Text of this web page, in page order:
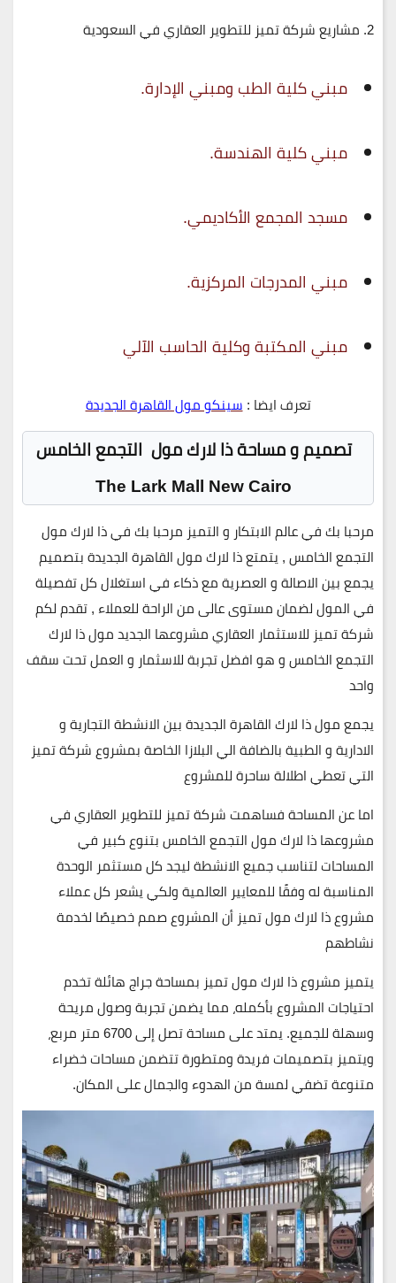
2. مشاريع شركة تميز للتطوير العقاري في السعودية
مبني كلية الطب ومبني الإدارة.
مبني كلية الهندسة.
مسجد المجمع الأكاديمي.
مبني المدرجات المركزية.
مبني المكتبة وكلية الحاسب الآلي
تعرف ايضا :سينكو مول القاهرة الجديدة
تصميم و مساحة ذا لارك مول التجمع الخامس
The Lark Mall New Cairo
مرحبا بك في عالم الابتكار و التميز مرحبا بك في ذا لارك مول
التجمع الخامس , يتمتع ذا لارك مول القاهرة الجديدة بتصميم
يجمع بين الاصالة و العصرية مع ذكاء في استغلال كل تفصيلة
في المول لضمان مستوى عالى من الراحة للعملاء , تقدم لكم
شركة تميز للاستثمار العقاري مشروعها الجديد مول ذا لارك
التجمع الخامس و هو افضل تجربة للاسثمار و العمل تحت سقف
واحد
يجمع مول ذا لارك القاهرة الجديدة بين الانشطة التجارية و
الادارية و الطبية بالضافة الي البلازا الخاصة بمشروع شركة تميز
التي تعطي اطلالة ساحرة للمشروع
اما عن المساحة فساهمت شركة تميز للتطوير العقاري في
مشروعها ذا لارك مول التجمع الخامس بتنوع كبير في
المساحات لتناسب جميع الانشطةليجد كل مستثمر الوحدة
المناسبة له وفقًا للمعايير العالمية ولكي يشعر كل عملاء
مشروع ذا لارك مول تميز أن المشروع صمم خصيصًا لخدمة
نشاطهم
يتميز مشروع ذا لارك مول تميز بمساحة جراج هائلة تخدم
احتياجات المشروع بأكمله، مما يضمن تجربة وصول مريحة
وسهلة للجميع. يمتد على مساحة تصل إلى 6700 متر مربع،
ويتميز بتصميمات فريدة ومتطورة تتضمن مساحات خضراء
متنوعة تضفي لمسة من الهدوء والجمال على المكان.